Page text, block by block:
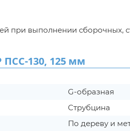
при выполнении сборочных,
130, 125 мм
G-образная
Cтрубцина
По дереву и